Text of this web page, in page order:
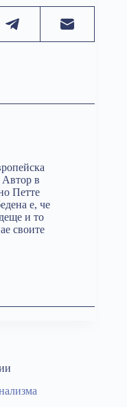
в
Петте
е, че
и то
своите